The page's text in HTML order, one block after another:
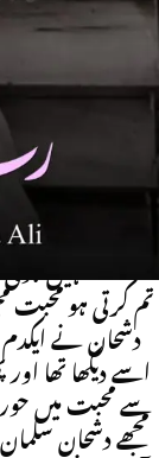
Base |
میں یہاں سے جا
ٹھیک ہے یا نہیں
نہیں ہے کیا آپ
دشحان اس کے
نہیں
تم کرتی ہو
دشحان نے
اسے دیکھا تھا
سے محبت میں
مجھے دشحان